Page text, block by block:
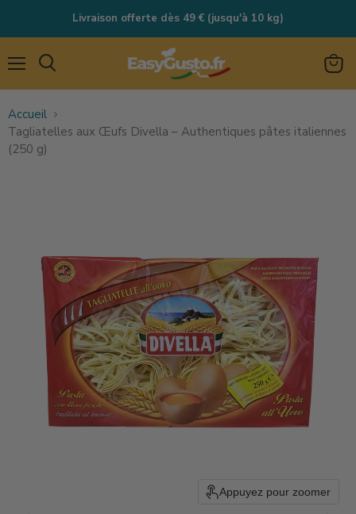
Livraison offerte dès 49 € (jusqu'à 10 kg)
Accueil
Tagliatelles aux Œufs Divella – Authentiques pâtes italiennes
(250 g)
Appuyez pour zoomer